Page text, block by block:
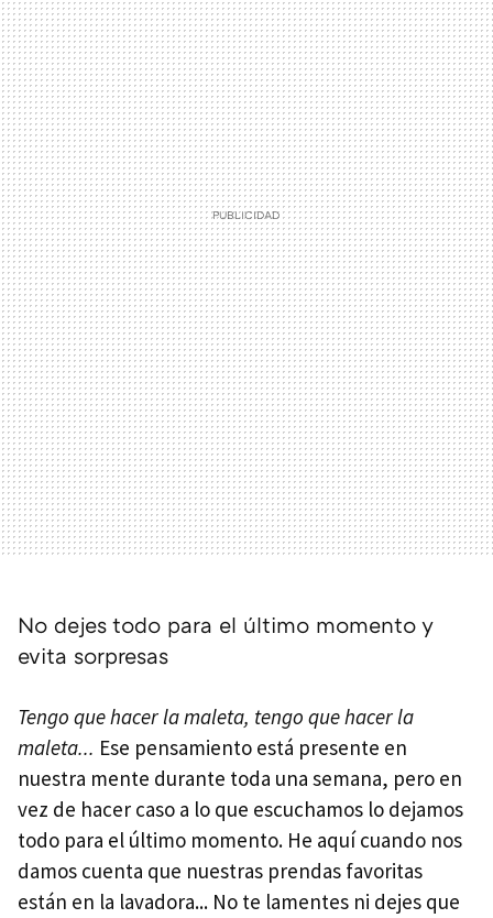
No dejes todo para el último momento y
evita sorpresas
Tengo que hacer la maleta, tengo que hacer la
maleta... Ese pensamiento está presente en
nuestra mente durante toda una semana, pero en
vez de hacer caso a lo que escuchamos lo dejamos
todo para el último momento. He aquí cuando nos
damos cuenta que nuestras prendas favoritas
están en la lavadora... No te lamentes ni dejes que